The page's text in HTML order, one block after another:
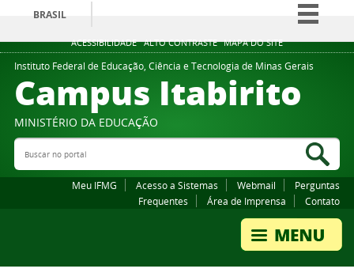
ACESSIBILIDADE ALTO CONTRASTE MAPA DO SITE
BRASIL
Simplifique!
Comunica BR
Participe
Legislação
Instituto Federal de Educação, Ciência e Tecnologia de Minas Gerais
Campus Itabirito
MINISTÉRIO DA EDUCAÇÃO
Buscar no portal
Meu IFMG Acesso a Sistemas Webmail
Perguntas
Frequentes
Área de Imprensa Contato